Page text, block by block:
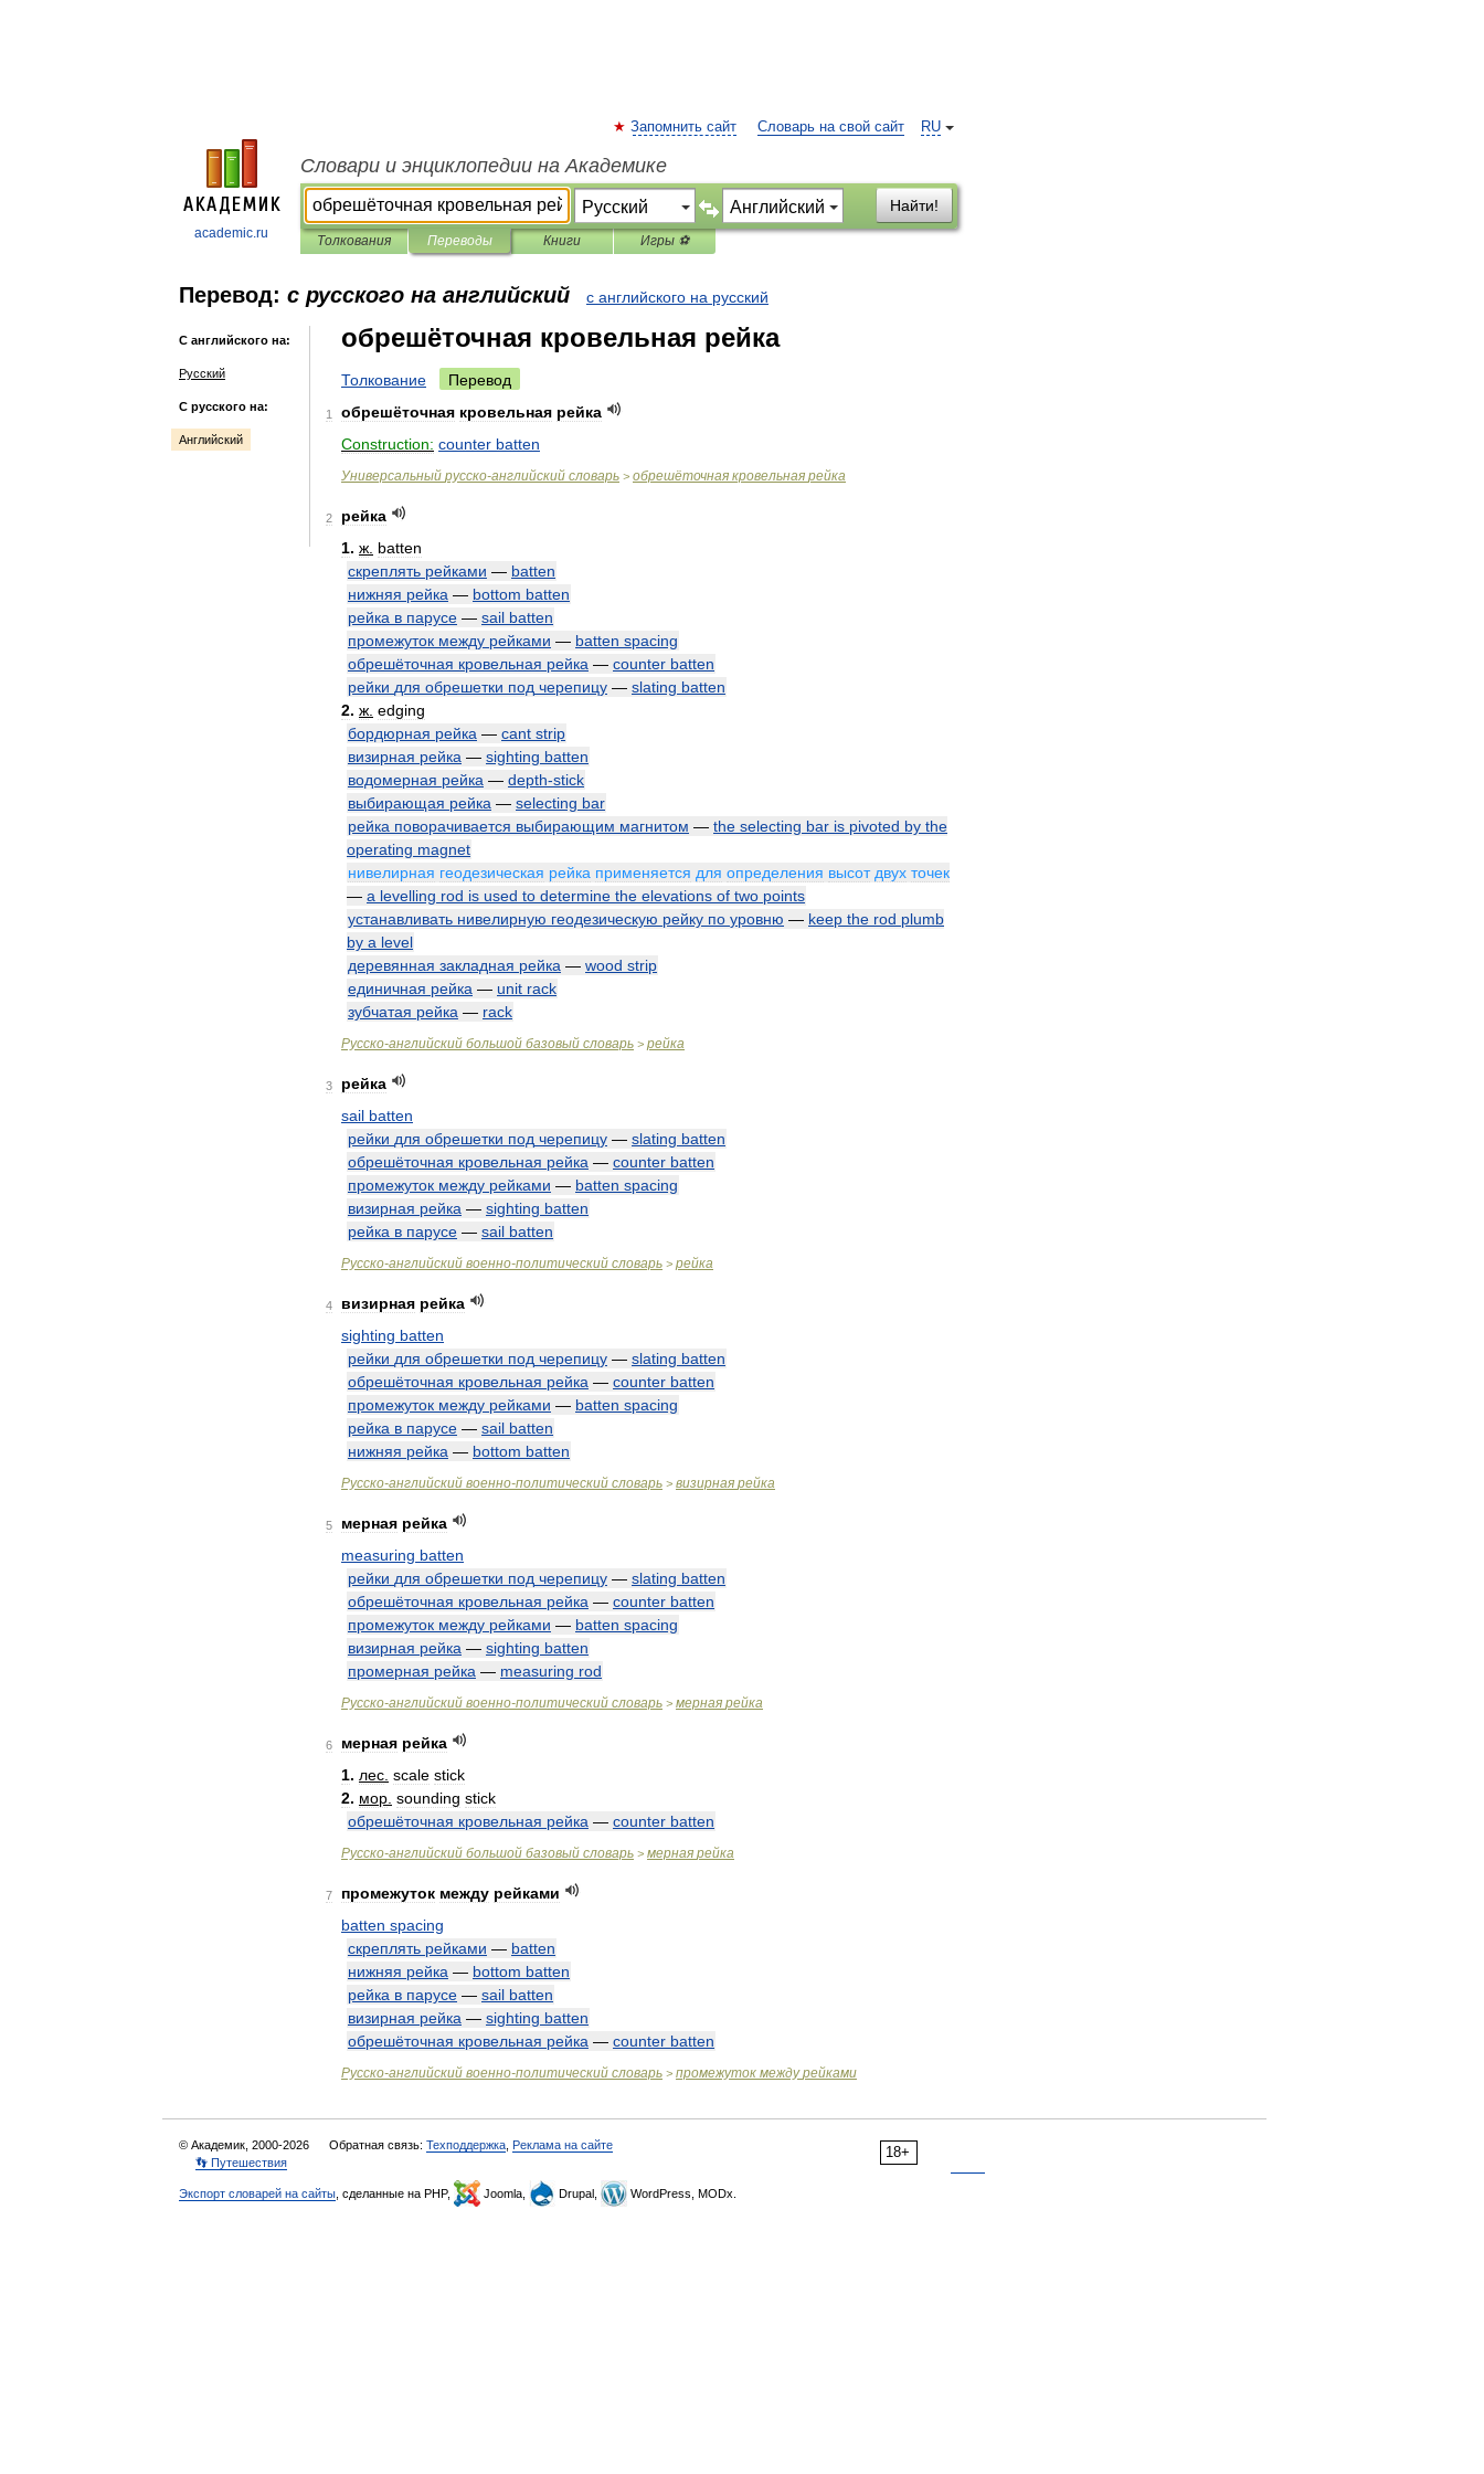
academic.ru
RU
Запомнить сайт Словарь на свой сайт
Словари и энциклопедии на Академике
Найти!
Толкования Переводы Книги Игры ⚽
Перевод: с русского на английский с английского на русский
С английского на:
Русский
С русского на:
Английский
обрешёточная кровельная рейка
Толкование Перевод
1 обрешёточная кровельная рейка
Construction: counter batten
Универсальный русско-английский словарь > обрешёточная кровельная рейка
2
рейка
1. ж batten
скреплять рейками — batten
нижняя рейка — bottom batten
рейка в парусе — sail batten
промежуток между рейками — batten spacing
обрешёточная кровельная рейка — counter batten
рейки для обрешетки под черепицу — slating batten
2. ж edging
бордюрная рейка — cant strip
визирная рейка — sighting batten
водомерная рейка — depth-stick
выбирающая рейка — selecting bar
рейка поворачивается выбирающим магнитом — the selecting bar is pivoted by the
operating magnet
нивелирная геодезическая рейка применяется для определения высот двух точек
— a levelling rod is used to determine the elevations of two points
устанавливать нивелирную геодезическую рейку по уровню — keep the rod plumb
by a level
деревянная закладная рейка — wood strip
единичная рейка — unit rack
зубчатая рейка — rack
Русско-английский большой базовый словарь > рейка
3
рейка
sail batten
рейки для обрешетки под черепицу — slating batten
обрешёточная кровельная рейка — counter batten
промежуток между рейками — batten spacing
визирная рейка — sighting batten
рейка в парусе — sail batten
Русско-английский военно-политический словарь > рейка
4 визирная рейка
sighting batten
рейки для обрешетки под черепицу — slating batten
обрешёточная кровельная рейка — counter batten
промежуток между рейками — batten spacing
рейка в парусе — sail batten
нижняя рейка — bottom batten
Русско-английский военно-политический словарь > визирная рейка
5 мерная рейка
measuring batten
рейки для обрешетки под черепицу — slating batten
обрешёточная кровельная рейка — counter batten
промежуток между рейками — batten spacing
визирная рейка — sighting batten
промерная рейка — measuring rod
Русско-английский военно-политический словарь > мерная рейка
6 мерная рейка
1. лес scale stick
2. мор sounding stick
обрешёточная кровельная рейка — counter batten
Русско-английский большой базовый словарь > мерная рейка
7 промежуток между рейками
batten spacing
скреплять рейками — batten
нижняя рейка — bottom batten
рейка в парусе — sail batten
визирная рейка — sighting batten
обрешёточная кровельная рейка — counter batten
Русско-английский военно-политический словарь > промежуток между рейками
18+
© Академик, 2000-2026 Обратная связь: Техподдержка Реклама на сайте
👣 Путешествия
Экспорт словарей на сайты , сделанные на PHP, Joomla, Drupal, WordPress, MODx.